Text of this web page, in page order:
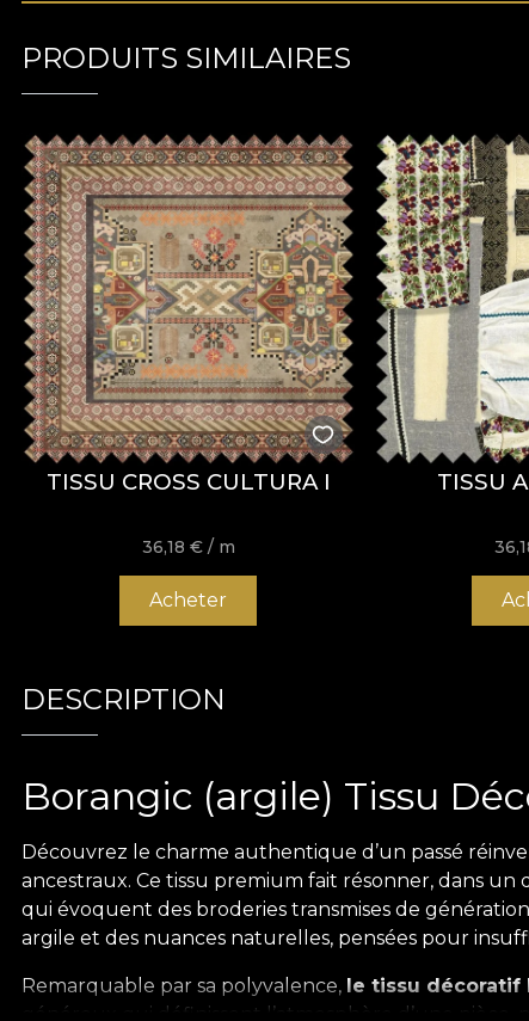
PRODUITS SIMILAIRES
TISSU CROSS CULTURA I
36,18 € / m
Acheter
TISSU
DESCRIPTION
Borangic (argile) Tissu
Découvrez le charme authentique d’un passé
ancestraux. Ce tissu premium fait résonner, dans un
qui évoquent des broderies transmises de
argile et des nuances naturelles, pensées pour
Remarquable par sa polyvalence, le tissu décoratif
généreux qui définissent l’atmosphère d’une